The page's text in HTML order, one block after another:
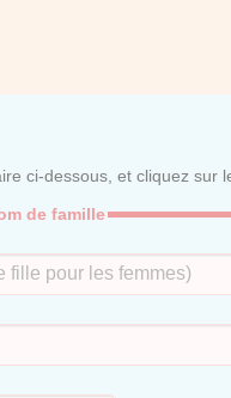
ci-dessous, et cliquez sur
de famille